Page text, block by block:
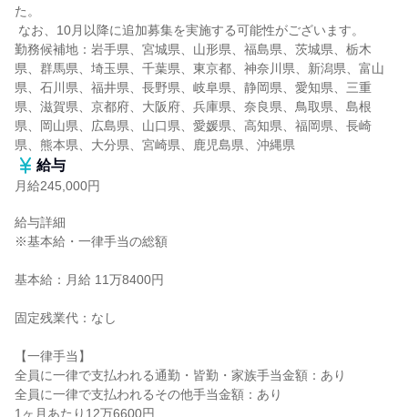
た。
勤務候補地：岩手県、宮城県、山形県、福島県、茨城県、栃木
県、群馬県、埼玉県、千葉県、東京都、神奈川県、新潟県、富山
県、石川県、福井県、長野県、岐阜県、静岡県、愛知県、三重
県、滋賀県、京都府、大阪府、兵庫県、奈良県、鳥取県、島根
県、岡山県、広島県、山口県、愛媛県、高知県、福岡県、長崎
県、熊本県、大分県、宮崎県、鹿児島県、沖縄県
給与
月給245,000円
給与詳細
※基本給・一律手当の総額
基本給：月給 11万8400円
固定残業代：なし
【一律手当】
全員に一律で支払われる通勤・皆勤・家族手当金額：あり
全員に一律で支払われるその他手当金額：あり
1ヶ月あたり12万6600円